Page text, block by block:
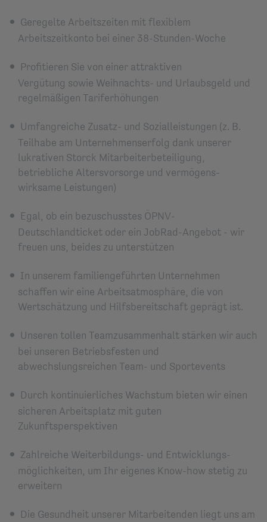
Geregelte Arbeitszeiten mit flexiblem
Arbeitszeitkonto bei einer 38-Stunden-Woche
Profitieren Sie von einer attraktiven
Vergütung sowie Weihnachts- und Urlaubsgeld und
regelmäßigen Tariferhöhungen
Umfangreiche Zusatz- und Sozial­leistungen (z. B.
Teilhabe am Unternehmenserfolg dank unserer
lukrativen Storck Mitarbeiterbeteiligung,
betriebliche Alters­vorsorge und vermögens­
wirksame Leistungen)
Egal, ob ein bezuschusstes ÖPNV-
Deutschlandticket oder ein JobRad-Angebot - wir
freuen uns, beides zu unterstützen
In unserem familiengeführten Unternehmen
schaffen wir eine Arbeitsatmosphäre, die von
Wertschätzung und Hilfsbereitschaft geprägt ist.
Unseren tollen Teamzusammenhalt stärken wir auch
bei unseren Betriebsfesten und
abwechslungsreichen Team- und Sportevents
Durch kontinuierliches Wachstum bieten wir einen
sicheren Arbeitsplatz mit guten
Zukunftsperspektiven
Zahlreiche Weiterbildungs- und Entwicklungs­
möglichkeiten, um Ihr eigenes Know-how stetig zu
erweitern
Die Gesundheit unserer Mitarbeitenden liegt uns am